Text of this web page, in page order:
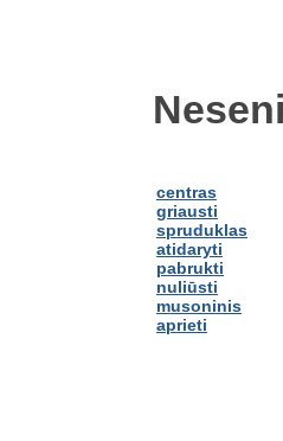
centras
griausti
spruduklas
atidaryti
pabrukti
nuliūsti
musoninis
aprieti